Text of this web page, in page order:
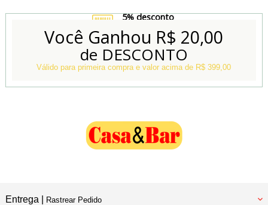
5% desconto
no Boleto e Pix
Conheça também
Nossa Loja Física
Você Ganhou R$ 20,00
de DESCONTO
Válido para primeira compra e valor acima de R$ 399,00
Entrega | Rastrear Pedido